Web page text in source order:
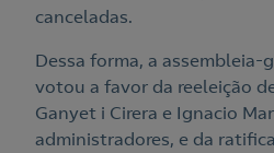
canceladas.
Dessa forma, a assembleia-
votou a favor da reeleição
Ganyet i Cirera e Ignacio
administradores, e da